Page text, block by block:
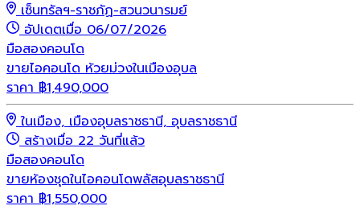
เซ็นทรัลฯ-ราชภัฏ-สวนวนารมย์
อัปเดตเมื่อ 06/07/2026
มือสองคอนโด
ขายไอคอนโด ห้วยม่วงในเมืองอุบล
ราคา ฿1,490,000
ในเมือง, เมืองอุบลราชธานี, อุบลราชธานี
สร้างเมื่อ 22 วันที่แล้ว
มือสองคอนโด
ขายห้องชุดในไอคอนโดพลัสอุบลราชธานี
ราคา ฿1,550,000